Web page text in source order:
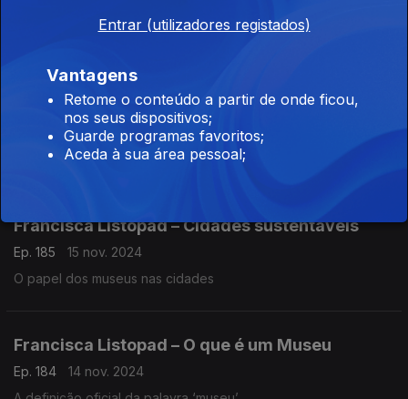
Carlos Bobone - Alfarrabista
Ep. 186
18 nov. 2024
A distinção entre alfarrabista e livreiro
Francisca Listopad – Cidades sustentáveis
Ep. 185
15 nov. 2024
O papel dos museus nas cidades
Francisca Listopad – O que é um Museu
Ep. 184
14 nov. 2024
Entrar (utilizadores registados)
Vantagens
Retome o conteúdo a partir de onde ficou,
nos seus dispositivos;
Guarde programas favoritos;
Aceda à sua área pessoal;